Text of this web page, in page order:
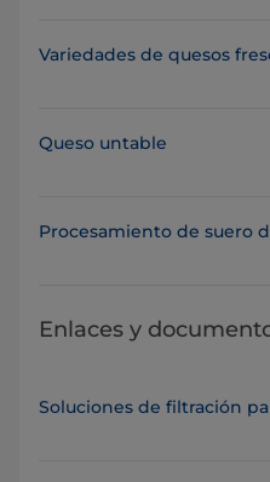
Variedades de quesos
Queso untable
Procesamiento de suero
Enlaces y
Soluciones de filtración